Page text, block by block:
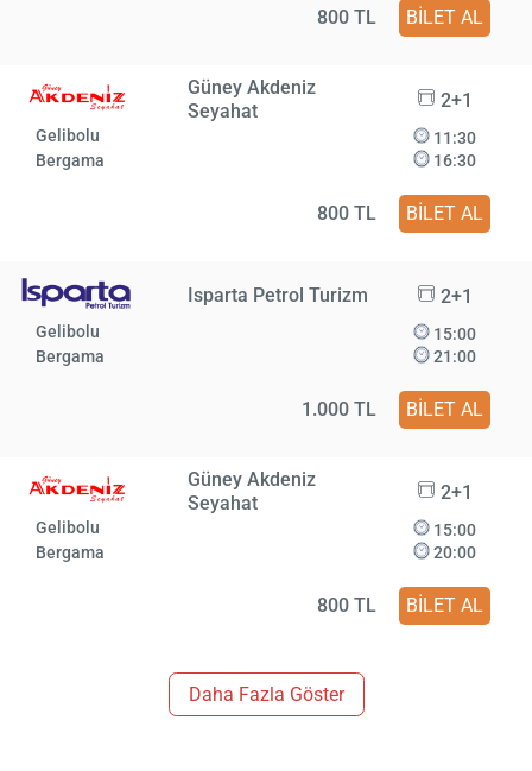
800 TL BİLET AL
Güney Akdeniz
Seyahat
2+1
Gelibolu
Bergama
11:30
16:30
800 TL BİLET AL
Isparta Petrol Turizm 2+1
Gelibolu
Bergama
15:00
21:00
1.000 TL BİLET AL
Güney Akdeniz
Seyahat
2+1
Gelibolu
Bergama
15:00
20:00
800 TL BİLET AL
Daha Fazla Göster